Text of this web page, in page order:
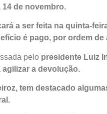
14 de novembro.
a ser feita na quinta-
é pago, por ordem de
pelo presidente Luiz
a devolução.
tem destacado